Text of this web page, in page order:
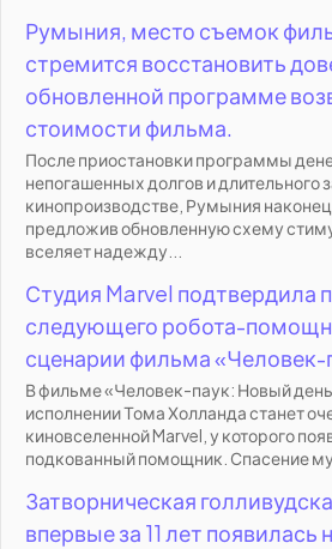
Румыния, место съемок
стремится восстановить
обновленной программе
стоимости фильма.
После приостановки программы
непогашенных долгов и длительного
кинопроизводстве, Румыния
предложив обновленную схему
вселяет надежду...
Студия Marvel подтвердила
следующего робота-
сценарии фильма «Человек-
В фильме «Человек-паук: Новый
исполнении Тома Холланда станет
киновселенной Marvel, у которого
подкованный помощник. Спасение
Затворническая
впервые за 11 лет